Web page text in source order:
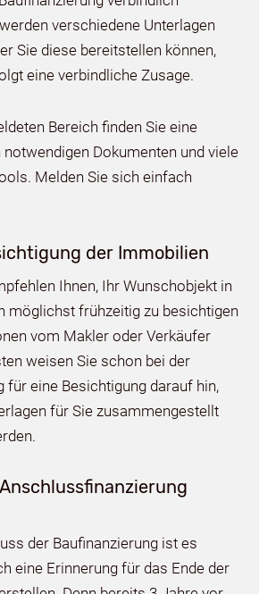
verschiedene Unterlagen
Sie diese bereitstellen können,
eine verbindliche Zusage.
Bereich finden Sie eine
Dokumenten und viele
Melden Sie sich einfach
der Immobilien
Ihnen, Ihr Wunschobjekt in
möglichst frühzeitig zu besichtigen
vom Makler oder Verkäufer
weisen Sie schon bei der
für eine Besichtigung darauf hin,
für Sie zusammengestellt
der Baufinanzierung ist es
eine Erinnerung für das Ende der